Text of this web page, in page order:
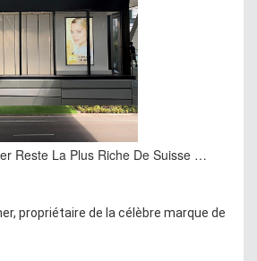
Reste La Plus Riche De Suisse …
propriétaire de la célèbre marque de